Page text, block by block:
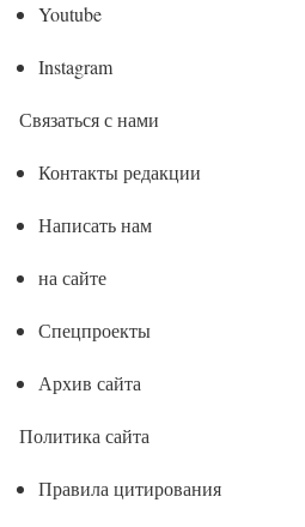
Youtube
Instagram
Связаться с нами
Контакты редакции
Написать нам
на сайте
Спецпроекты
Архив сайта
Политика сайта
Правила цитирования